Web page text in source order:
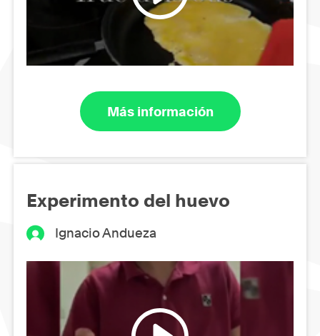
Más información
Experimento del huevo
Ignacio Andueza